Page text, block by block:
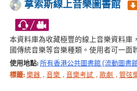
拿索斯線上音樂圖書館
本資料庫為收藏極豐的線上音樂資料庫
國傳統音樂等音樂種類。使用者可一
使用地點: 所有香港公共圖書館 (流動圖書
標籤: 樂器 , 音樂 , 音樂考試 , 歌劇 , 管弦